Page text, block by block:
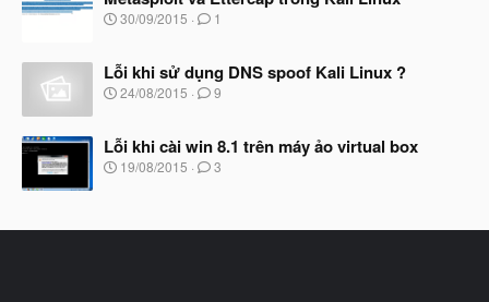
ầ
y
b
t
đ
ầ
N
y
b
ắ
đ
ầ
u
30/09/2015 1
Lỗi khi sử dụng DNS spoof Kali Linux ?
N
y
b
ắ
ầ
24/08/2015 9
Lỗi khi cài win 8.1 trên máy ảo virtual box
N
b
19/08/2015 3